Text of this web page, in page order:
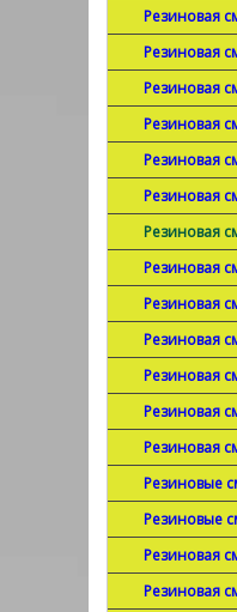
Резиновая
Резиновая
Резиновая
Резиновая
Резиновая
Резиновая
Резиновая
Резиновая
Резиновая
Резиновая
Резиновая
Резиновая
Резиновая
Резиновые
Резиновые
Резиновая
Резиновая